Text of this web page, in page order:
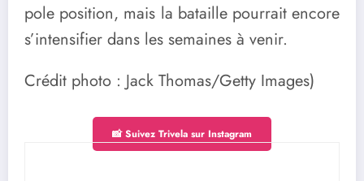
pole position, mais la bataille pourrait encore
s’intensifier dans les semaines à venir.
Crédit photo : Jack Thomas/Getty Images)
📸 Suivez Trivela sur Instagram